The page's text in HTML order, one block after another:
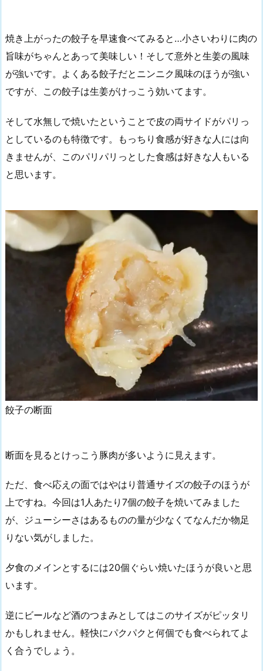
焼き上がったの餃子を早速食べてみると…小さいわりに肉の
旨味がちゃんとあって美味しい！そして意外と生姜の風味
が強いです。よくある餃子だとニンニク風味のほうが強い
ですが、この餃子は生姜がけっこう効いてます。
そして水無しで焼いたということで皮の両サイドがパリっ
としているのも特徴です。もっちり食感が好きな人には向
きませんが、このパリパリっとした食感は好きな人もいる
と思います。
餃子の断面
断面を見るとけっこう豚肉が多いように見えます。
ただ、食べ応えの面ではやはり普通サイズの餃子のほうが
上ですね。今回は1人あたり7個の餃子を焼いてみました
が、ジューシーさはあるものの量が少なくてなんだか物足
りない気がしました。
夕食のメインとするには20個ぐらい焼いたほうが良いと思
います。
逆にビールなど酒のつまみとしてはこのサイズがピッタリ
かもしれません。軽快にパクパクと何個でも食べられてよ
く合うでしょう。